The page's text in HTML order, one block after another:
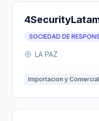
SOCIEDAD DE
LA PAZ
Importacion y